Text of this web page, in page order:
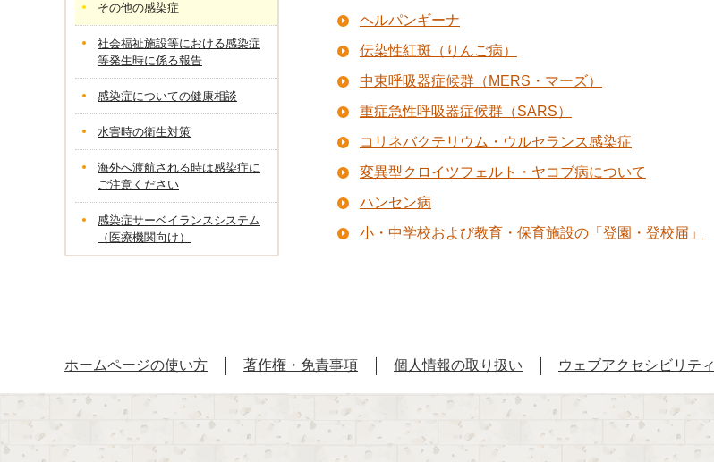
ヘルパンギーナ
伝染性紅斑（りんご病）
中東呼吸器症候群（MERS・マーズ）
重症急性呼吸器症候群（SARS）
コリネバクテリウム・ウルセランス感染症
変異型クロイツフェルト・ヤコブ病について
ハンセン病
小・中学校および教育・保育施設の「登園・登校届」
その他の感染症
社会福祉施設等における感染症
等発生時に係る報告
感染症についての健康相談
水害時の衛生対策
海外へ渡航される時は感染症に
ご注意ください
感染症サーベイランスシステム
（医療機関向け）
ホームページの使い方 著作権・免責事項 個人情報の取り扱い ウェブアクセシビリティ